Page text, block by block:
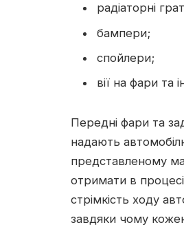
радіаторні
бампери;
спойлери;
вії на фари та
Передні фари та
надають
представленому
отримати в процесі
стрімкість ходу
завдяки чому